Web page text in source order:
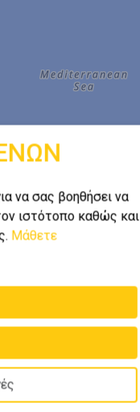
να σας βοηθήσει να
ιστότοπο καθώς και
Μάθετε